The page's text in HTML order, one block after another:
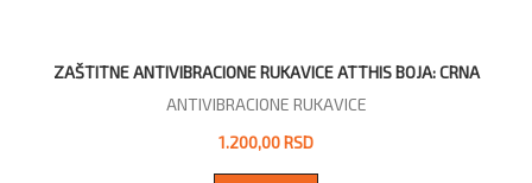
ZAŠTITNE ANTIVIBRACIONE RUKAVICE ATTHIS BOJA: CRNA
ANTIVIBRACIONE RUKAVICE
1.200,00 RSD